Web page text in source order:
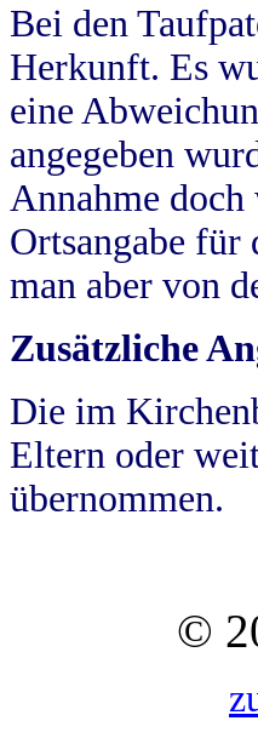
Bei den
Herkunft. Es
eine
angegeben
Annahme
Ortsangabe für
man aber von
Zusätzliche
Die im
Eltern oder
übernommen.
©